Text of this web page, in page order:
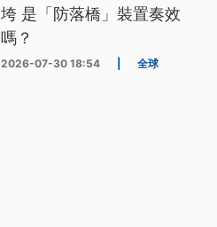
垮 是「防落橋」裝置奏效
嗎？
2026-07-30 18:54 全球